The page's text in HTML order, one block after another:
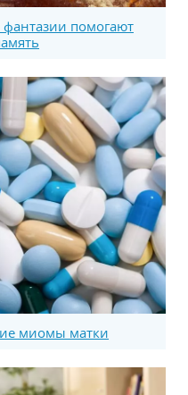
помогают
миомы матки